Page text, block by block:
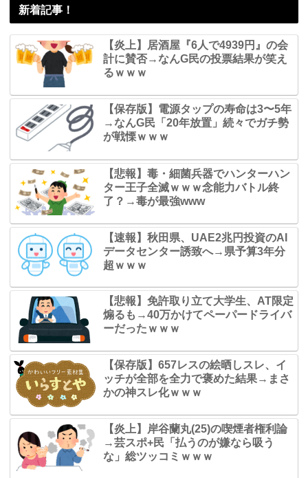
新着記事！
【炎上】居酒屋『6人で4939円』の会
計に賛否→なんG民の投票結果が笑え
るｗｗｗ
【保存版】電源タップの寿命は3〜5年
→なんG民「20年放置」続々でガチ勢
が戦慄ｗｗｗ
【悲報】毒・細菌兵器でハンターハン
ター王子全滅ｗｗｗ念能力バトル終
了？→毒が最強www
【速報】秋田県、UAE2兆円投資のAI
データセンター誘致へ→県予算3年分
超ｗｗｗ
【悲報】免許取り立て大学生、AT限定
煽るも→40万かけてペーパードライバ
ーだったｗｗｗ
【保存版】657レスの絵晒しスレ、イ
ッチが全部を全力で褒めた結果→まさ
かの神スレ化ｗｗｗ
【炎上】岸谷蘭丸(25)の喫煙者権利論
→芸スポ+民「払うのが嫌なら吸う
な」総ツッコミｗｗｗ